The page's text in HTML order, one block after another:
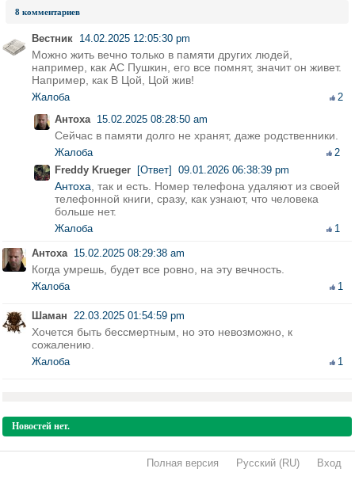
8 комментариев
Вестник 14.02.2025 12:05:30 pm
Можно жить вечно только в памяти других людей,
например, как АС Пушкин, его все помнят, значит он живет.
Например, как В Цой, Цой жив!
Жалоба
2
Антоха 15.02.2025 08:28:50 am
Сейчас в памяти долго не хранят, даже родственники.
Жалоба
2
Freddy Krueger
[Ответ] 09.01.2026 06:38:39 pm
Антоха , так и есть. Номер телефона удаляют из своей
телефонной книги, сразу, как узнают, что человека
больше нет.
Жалоба 1
Антоха 15.02.2025 08:29:38 am
Когда умрешь, будет все ровно, на эту вечность.
Жалоба 1
Шаман 22.03.2025 01:54:59 pm
Хочется быть бессмертным, но это невозможно, к
сожалению.
Жалоба 1
Новостей нет.
Полная версия Русский (RU) Вход